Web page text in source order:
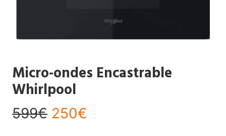
Micro-ondes Encastrable
Whirlpool
599€ 250€